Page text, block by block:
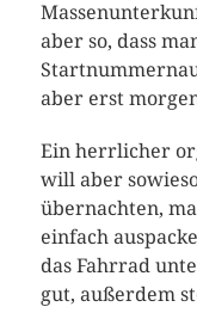
aber so, dass
aber erst
Ein herrlicher
will aber
übernachten,
einfach
das Fahrrad
gut, außerdem